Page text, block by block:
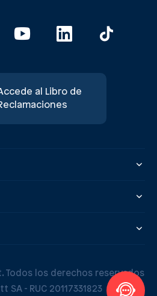
al Libro de
Todos los derechos reservados
SA - RUC 20117331823